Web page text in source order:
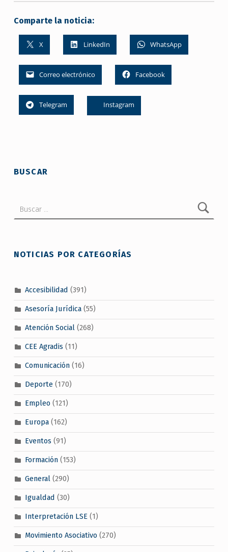
Comparte la noticia:
X LinkedIn WhatsApp
Correo electrónico Facebook
Telegram Instagram
BUSCAR
NOTICIAS POR CATEGORÍAS
Accesibilidad (391)
Asesoría Jurídica(55)
Atención Social(268)
CEE Agradis (11)
Comunicación(16)
Deporte(170)
Empleo (121)
Europa(162)
Eventos (91)
Formación(153)
General(290)
Igualdad (30)
Interpretación LSE(1)
Movimiento Asociativo (270)